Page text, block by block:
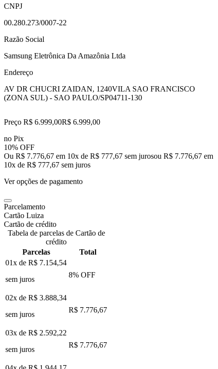
CNPJ
00.280.273/0007-22
Razão Social
Samsung Eletrônica Da Amazônia Ltda
Endereço
AV DR CHUCRI ZAIDAN, 1240VILA SAO FRANCISCO
(ZONA SUL) - SAO PAULO/SP04711-130
Preço R$ 6.999,00R$ 6.999,00
no Pix
10% OFF
Ou R$ 7.776,67 em 10x de R$ 777,67 sem jurosou R$ 7.776,67 em
10x de R$ 777,67 sem juros
Ver opções de pagamento
Parcelamento
Cartão Luiza
Cartão de crédito
Tabela de parcelas de Cartão de
crédito
Parcelas
Total
01x de R$ 7.154,54
sem juros
8% OFF
02x de R$ 3.888,34
sem juros
R$ 7.776,67
03x de R$ 2.592,22
sem juros
R$ 7.776,67